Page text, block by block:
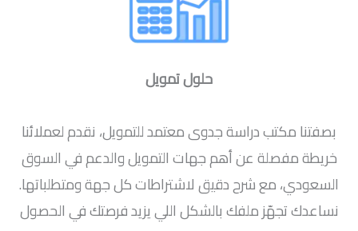
حلول تمويل
بصفتنا مكتب دراسة جدوى معتمد للتمويل، نقدم لعملائنا
خريطة مفصلة عن أهم جهات التمويل والدعم في السوق
السعودي، مع شرح دقيق لاشتراطات كل جهة ومتطلباتها.
نساعدك تجهّز ملفك بالشكل اللي يزيد فرصتك في الحصول